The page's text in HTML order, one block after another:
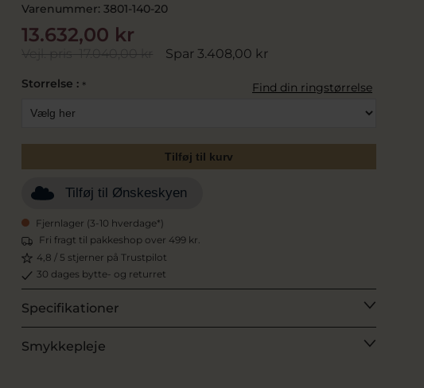
Varenummer: 3801-140-20
Vejl. pris17.040,00 kr Spar 3.408,00 kr
13.632,00 kr
Storrelse : * Find din ringstørrelse
Tilføj til kurv
Tilføj til Ønskeskyen
Fjernlager (3-10 hverdage*)
Fri fragt til pakkeshop over 499 kr.
4,8 / 5 stjerner på Trustpilot
30 dages bytte- og returret
Specifikationer
Smykkepleje